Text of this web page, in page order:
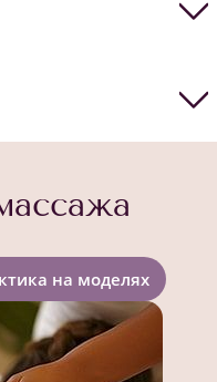
на моделях